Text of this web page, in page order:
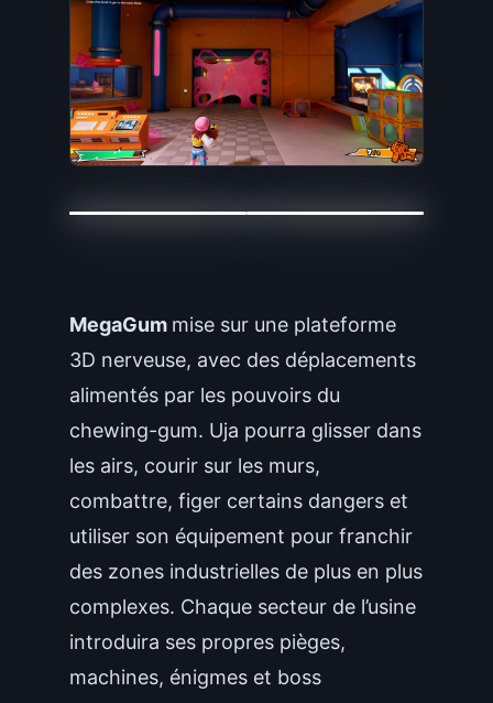
MegaGum mise sur une plateforme
3D nerveuse, avec des déplacements
alimentés par les pouvoirs du
chewing-gum. Uja pourra glisser dans
les airs, courir sur les murs,
combattre, figer certains dangers et
utiliser son équipement pour franchir
des zones industrielles de plus en plus
complexes. Chaque secteur de l’usine
introduira ses propres pièges,
machines, énigmes et boss